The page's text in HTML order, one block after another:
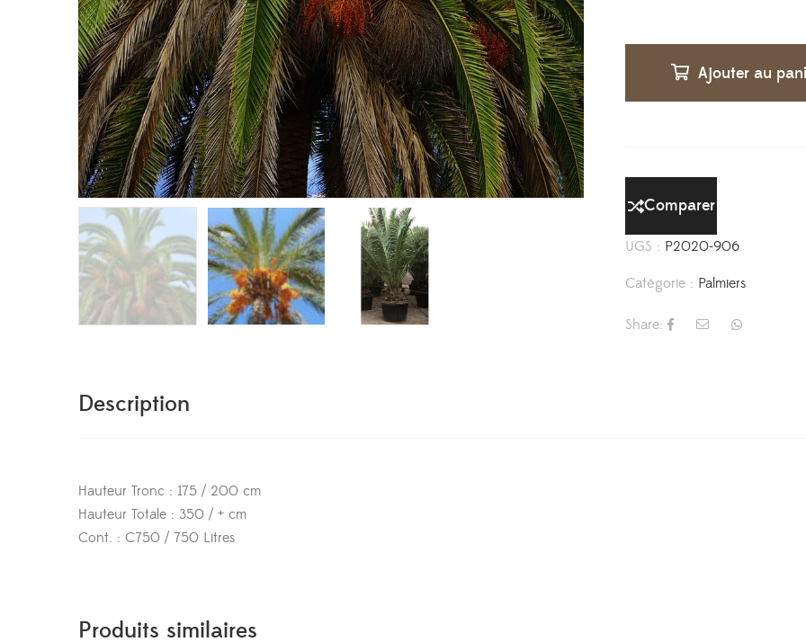
Ajouter au
Comparer
UGS : P2020-906
Catégorie : Palmiers
Share:
Description
Hauteur Tronc : 175 / 200 cm
Hauteur Totale : 350 / + cm
Cont. : C750 / 750 Litres
Produits similaires